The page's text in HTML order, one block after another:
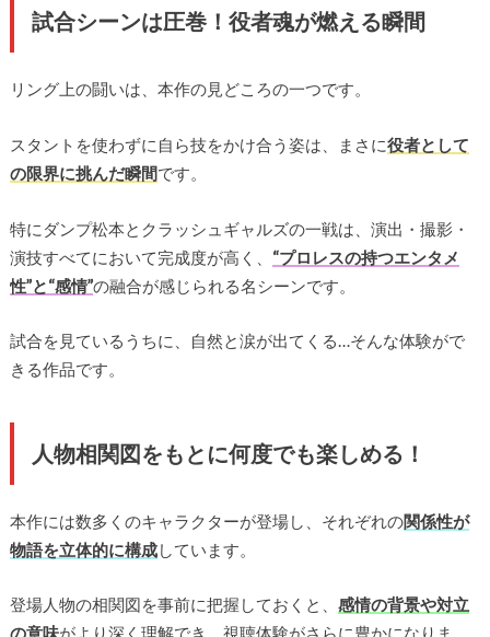
試合シーンは圧巻！役者魂が燃える瞬間
リング上の闘いは、本作の見どころの一つです。
スタントを使わずに自ら技をかけ合う姿は、まさに役者として
の限界に挑んだ瞬間です。
特にダンプ松本とクラッシュギャルズの一戦は、演出・撮影・
演技すべてにおいて完成度が高く、 “プロレスの持つエンタメ
性”と“感情”の融合が感じられる名シーンです。
試合を見ているうちに、自然と涙が出てくる…そんな体験がで
きる作品です。
人物相関図をもとに何度でも楽しめる！
本作には数多くのキャラクターが登場し、それぞれの関係性が
物語を立体的に構成しています。
登場人物の相関図を事前に把握しておくと、 感情の背景や対立